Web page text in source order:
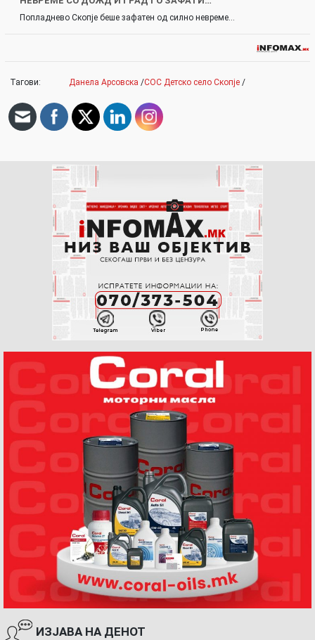
Попладнево Скопје беше зафатен од силно невреме…
Тагови: Данела Арсовска /СОС Детско село Скопје /
ИЗЈАВА НА ДЕНОТ